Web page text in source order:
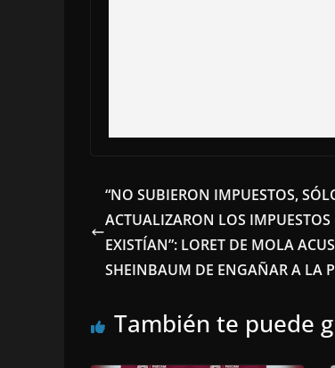
“NO SUBIERON IMPUESTOS,
ACTUALIZARON LOS
EXISTÍAN”: LORET DE MOLA
SHEINBAUM DE ENGAÑAR A LA
También te puede